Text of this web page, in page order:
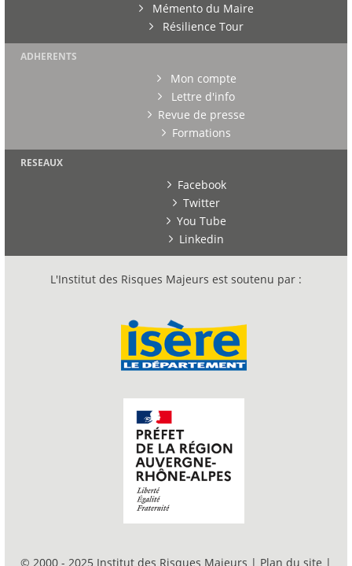
Mémento du Maire
Résilience Tour
ADHERENTS
Mon compte
Lettre d'info
Revue de presse
Formations
RESEAUX
Facebook
Twitter
You Tube
Linkedin
L'Institut des Risques Majeurs est soutenu par :
© 2000 - 2025 Institut des Risques Majeurs | Plan du site |